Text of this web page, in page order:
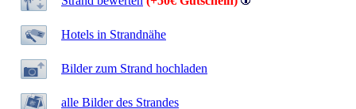
Hotels in Strandnähe
Bilder zum Strand hochladen
alle Bilder des Strandes